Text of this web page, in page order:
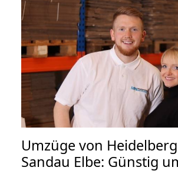
Umzüge von
Sandau Elbe: Günstig